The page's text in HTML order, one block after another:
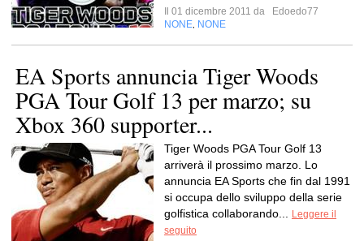
Il 01 dicembre 2011 da
Edoedo77
NONE NONE
EA Sports annuncia Tiger Woods
PGA Tour Golf 13 per marzo; su
Xbox 360 supporter...
Tiger Woods PGA Tour Golf 13
arriverà il prossimo marzo. Lo
annuncia EA Sports che fin dal 1991
si occupa dello sviluppo della serie
golfistica collaborando...
Leggere il
seguito